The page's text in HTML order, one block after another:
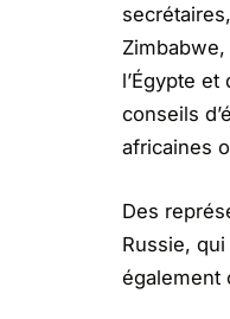
l’Égypte
conseils
africaines
Des
Russie,
également